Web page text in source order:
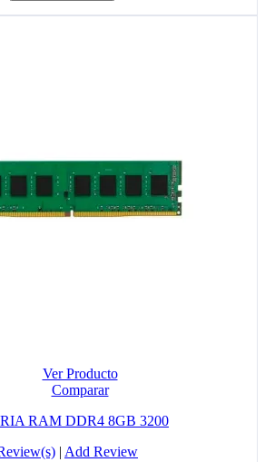
Ver Producto
Comparar
RAM DDR4 8GB 3200
| Add Review